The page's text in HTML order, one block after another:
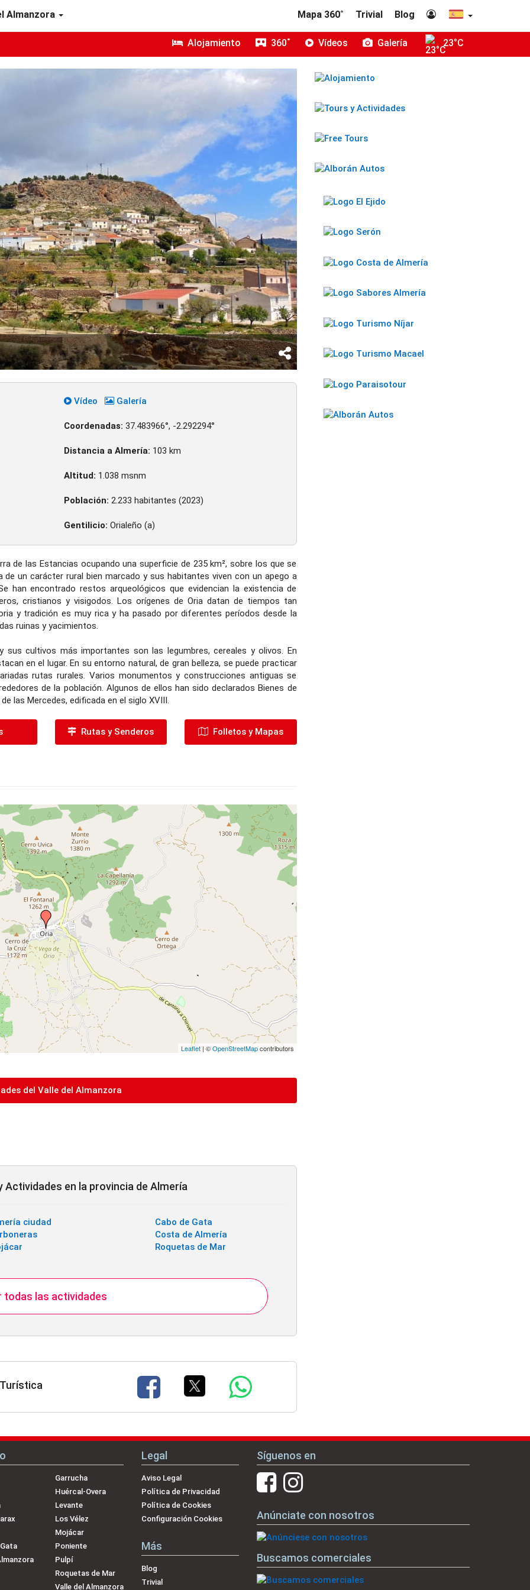
Almanzora Mapa 360˚ Trivial Blog
Alojamiento 360˚ Vídeos Galería 23°C
Vídeo Galería
Coordenadas: 37.483966°, -2.292294°
Distancia a Almería: 103 km
Altitud: 1.038 msnm
Población: 2.233 habitantes (2023)
Gentilicio: Orialeño (a)
de las Estancias ocupando una superficie de 235 km², sobre los que se
un carácter rural bien marcado y sus habitantes viven con un apego a
han encontrado restos arqueológicos que evidencian la existencia de
cristianos y visigodos. Los orígenes de Oria datan de tiempos tan
y tradición es muy rica y ha pasado por diferentes períodos desde la
ruinas y yacimientos.
sus cultivos más importantes son las legumbres, cereales y olivos. En
en el lugar. En su entorno natural, de gran belleza, se puede practicar
rutas rurales. Varios monumentos y construcciones antiguas se
de la población. Algunos de ellos han sido declarados Bienes de
las Mercedes, edificada en el siglo XVIII.
Rutas y Senderos Folletos y Mapas
Leaflet| ©OpenStreetMapcontributors
del Valle del Almanzora
Actividades en la provincia de Almería
ciudad
Cabo de Gata
Costa de Almería
Roquetas de Mar
todas las actividades
Garrucha
Huércal-Overa
Levante
Los Vélez
Mojácar
Poniente
Pulpí
Roquetas de Mar
Valle del Almanzora
Legal
Aviso Legal
Política de Privacidad
Política de Cookies
Configuración Cookies
Más
Blog
Trivial
Síguenos en
Anúnciate con nosotros
Buscamos comerciales